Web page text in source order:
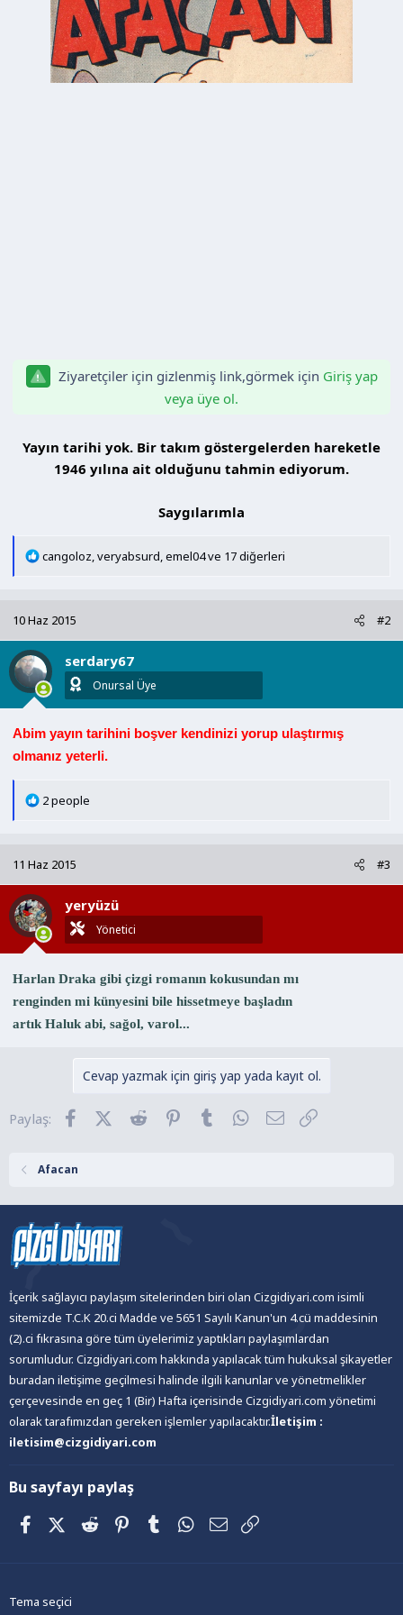
h
Ziyaretçiler için gizlenmiş link,görmek için Giriş yap
veya üye ol.
Yayın tarihi yok. Bir takım göstergelerden hareketle
1946 yılına ait olduğunu tahmin ediyorum.
Saygılarımla​
T
i
l
e
r
:
cangoloz,veryabsurd,emel04ve 17 diğerleri
10 Haz 2015 #2
serdary67
Onursal Üye
Abim yayın tarihini boşver kendinizi yorup ulaştırmış
olmanız yeterli.
T
i
l
e
r
:
2 people
11 Haz 2015 #3
yeryüzü
Yönetici
Harlan Draka gibi çizgi romanın kokusundan mı
renginden mi künyesini bile hissetmeye başladın
artık Haluk abi, sağol, varol...
Cevap yazmak için giriş yap yada kayıt ol.
Paylaş: FacebookX (Twitter)
Reddit Pinterest
Tumblr WhatsApp
E-posta
Afacan
İçerik sağlayıcı paylaşım sitelerinden biri olan Cizgidiyari.com isimli
sitemizde T.C.K 20.ci Madde ve 5651 Sayılı Kanun'un 4.cü maddesinin
(2).ci fıkrasına göre tüm üyelerimiz yaptıkları paylaşımlardan
sorumludur. Cizgidiyari.com hakkında yapılacak tüm hukuksal şikayetler
buradan iletişime geçilmesi halinde ilgili kanunlar ve yönetmelikler
çerçevesinde en geç 1 (Bir) Hafta içerisinde Cizgidiyari.com yönetimi
olarak tarafımızdan gereken işlemler yapılacaktır.İletişim :
iletisim@cizgidiyari.com
Bu sayfayı paylaş
FacebookX (Twitter)
Reddit PinterestTumblrWhatsApp
E-posta
Tema seçici